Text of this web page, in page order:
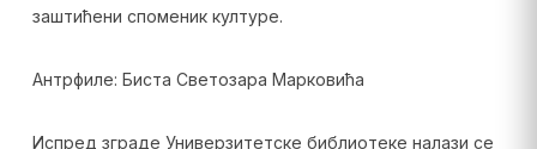
заштићени споменик културе.
Антрфиле: Биста Светозара Марковића
Испред зграде Универзитетске библиотеке налази се